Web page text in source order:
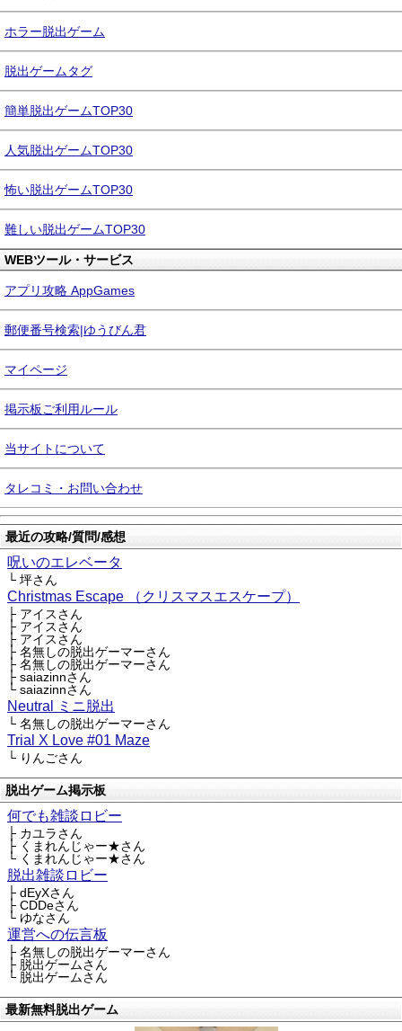
ホラー脱出ゲーム
脱出ゲームタグ
簡単脱出ゲームTOP30
人気脱出ゲームTOP30
怖い脱出ゲームTOP30
難しい脱出ゲームTOP30
WEBツール・サービス
アプリ攻略 AppGames
郵便番号検索|ゆうびん君
マイページ
掲示板ご利用ルール
当サイトについて
タレコミ・お問い合わせ
最近の攻略/質問/感想
呪いのエレベータ
└ 坪さん
Christmas Escape （クリスマスエスケープ）
├ アイスさん
├ アイスさん
├ アイスさん
├ 名無しの脱出ゲーマーさん
├ 名無しの脱出ゲーマーさん
├ saiazinnさん
└ saiazinnさん
Neutral ミニ脱出
└ 名無しの脱出ゲーマーさん
Trial X Love #01 Maze
└ りんごさん
脱出ゲーム掲示板
何でも雑談ロビー
├ カユラさん
├ くまれんじゃー★さん
└ くまれんじゃー★さん
脱出雑談ロビー
├ dEyXさん
├ CDDeさん
└ ゆなさん
運営への伝言板
├ 名無しの脱出ゲーマーさん
├ 脱出ゲームさん
└ 脱出ゲームさん
最新無料脱出ゲーム